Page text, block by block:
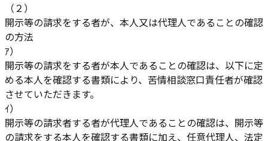
（２）
開示等の請求をする者が、本人又は代理人であることの確認
の方法
ｱ）
開示等の請求をする者が本人であることの確認は、以下に定
める本人を確認する書類により、苦情相談窓口責任者が確認
させていただきます。
ｲ）
開示等の請求者する者が代理人であることの確認は、開示等
の請求をする本人を確認する書類に加え、任意代理人、法定